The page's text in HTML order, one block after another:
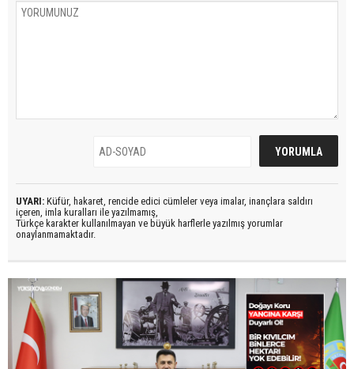
UYARI: Küfür, hakaret, rencide edici cümleler veya imalar, inançlara saldırı
içeren, imla kuralları ile yazılmamış,
Türkçe karakter kullanılmayan ve büyük harflerle yazılmış yorumlar
onaylanmamaktadır.